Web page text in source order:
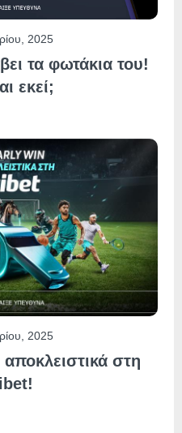
2025
τα φωτάκια του!
εκεί;
2025
στη